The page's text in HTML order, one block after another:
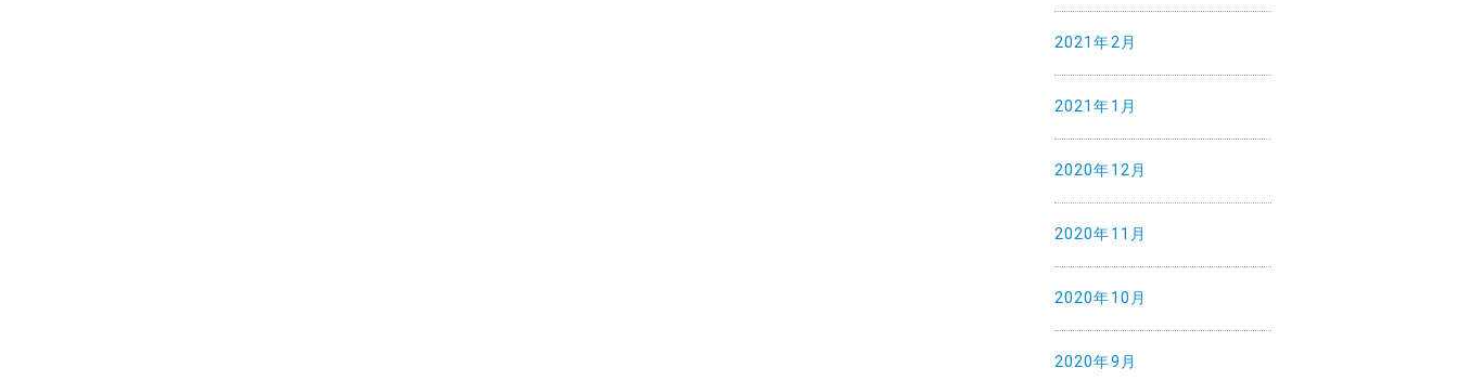
2021年2月
2021年1月
2020年12月
2020年11月
2020年10月
2020年9月